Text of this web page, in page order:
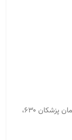
مطب 1: مشهد - وکیل آباد ۲۴ و ۲۶، ساختمان پزشکان ۶۳۰،